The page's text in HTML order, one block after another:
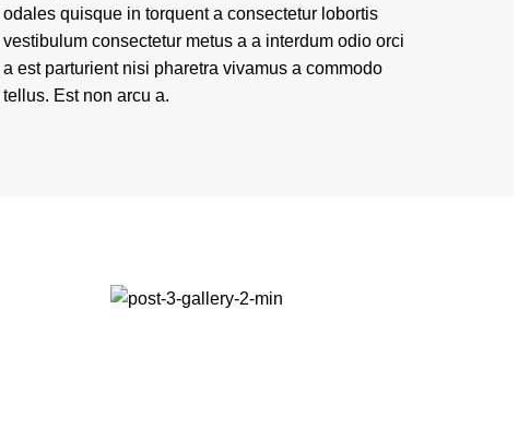
odales quisque in torquent a consectetur lobortis
vestibulum consectetur metus a a interdum odio orci
a est parturient nisi pharetra vivamus a commodo
tellus. Est non arcu a.